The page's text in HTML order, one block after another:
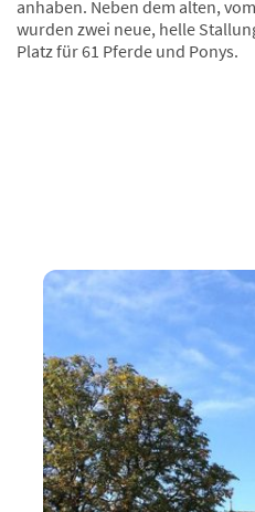
anhaben. Neben dem alten,
wurden zwei neue, helle
Platz für 61 Pferde und Ponys.